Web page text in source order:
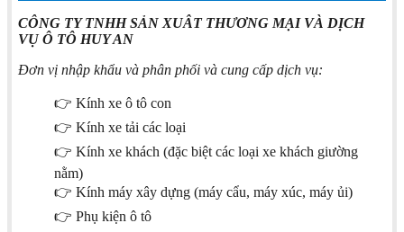
CÔNG TY TNHH SẢN XUÂT THƯƠNG MẠI VÀ DỊCH
VỤ Ô TÔ HUY AN
Đơn vị nhập khẩu và phân phối và cung cấp dịch vụ:
👉 Kính xe ô tô con
👉 Kính xe tải các loại
👉 Kính xe khách (đặc biệt các loại xe khách giường
nằm)
👉 Kính máy xây dựng (máy cẩu, máy xúc, máy ủi)
👉 Phụ kiện ô tô